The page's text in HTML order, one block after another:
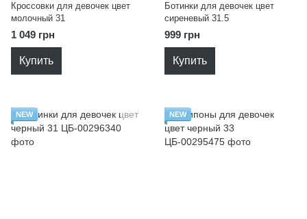
Кроссовки для девочек цвет
молочный 31
1 049 грн
Купить
Ботинки для девочек цвет
сиреневый 31.5
999 грн
Купить
NEW NEW